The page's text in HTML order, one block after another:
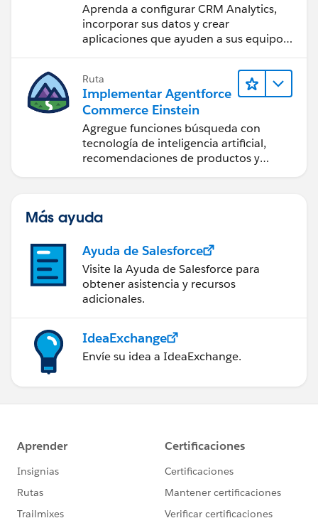
Aprenda a configurar CRM Analytics,
incorporar sus datos y crear
aplicaciones que ayuden a sus equipos
Ruta
Implementar Agentforce
Commerce Einstein
Agregue funciones búsqueda con
tecnología de inteligencia artificial,
recomendaciones de productos y
Más ayuda
Ayuda de Salesforce
Visite la Ayuda de Salesforce para
obtener asistencia y recursos
adicionales.
IdeaExchange
Envíe su idea a IdeaExchange.